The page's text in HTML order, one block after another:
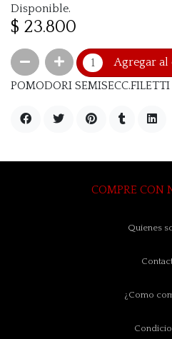
Disponible.
$ 23.800
Agregar al
POMODORI SEMISECC.FILETTI
COMPRE CON
Quienes
¿Como